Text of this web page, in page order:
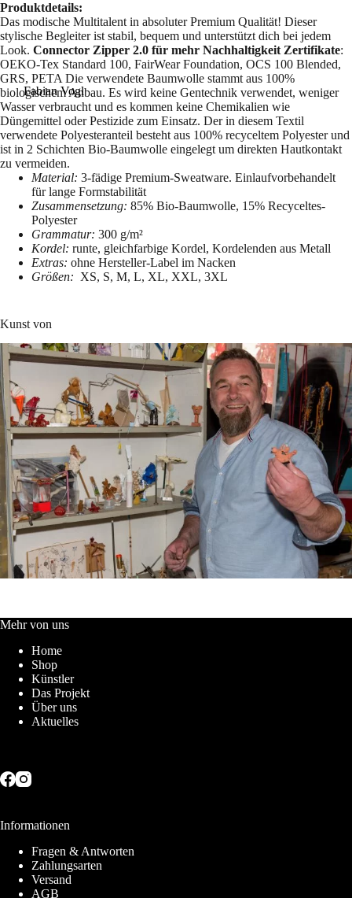
Produktdetails:
Das modische Multitalent in absoluter Premium Qualität! Dieser
stylische Begleiter ist stabil, bequem und unterstützt dich bei jedem
Look. Connector Zipper 2.0 für mehr Nachhaltigkeit Zertifikate:
OEKO-Tex Standard 100, FairWear Foundation, OCS 100 Blended,
GRS, PETA Die verwendete Baumwolle stammt aus 100%
biologischem Anbau. Es wird keine Gentechnik verwendet, weniger
Wasser verbraucht und es kommen keine Chemikalien wie
Düngemittel oder Pestizide zum Einsatz. Der in diesem Textil
verwendete Polyesteranteil besteht aus 100% recyceltem Polyester und
ist in 2 Schichten Bio-Baumwolle eingelegt um direkten Hautkontakt
zu vermeiden.
Material: 3-fädige Premium-Sweatware. Einlaufvorbehandelt
für lange Formstabilität
Zusammensetzung: 85% Bio-Baumwolle, 15% Recyceltes-
Polyester
Grammatur: 300 g/m²
Kordel: runte, gleichfarbige Kordel, Kordelenden aus Metall
Extras: ohne Hersteller-Label im Nacken
Größen: XS, S, M, L, XL, XXL, 3XL
Kunst von
Fabian Vogl
Mehr von uns
Home
Shop
Künstler
Das Projekt
Über uns
Aktuelles
Informationen
Fragen & Antworten
Zahlungsarten
Versand
AGB